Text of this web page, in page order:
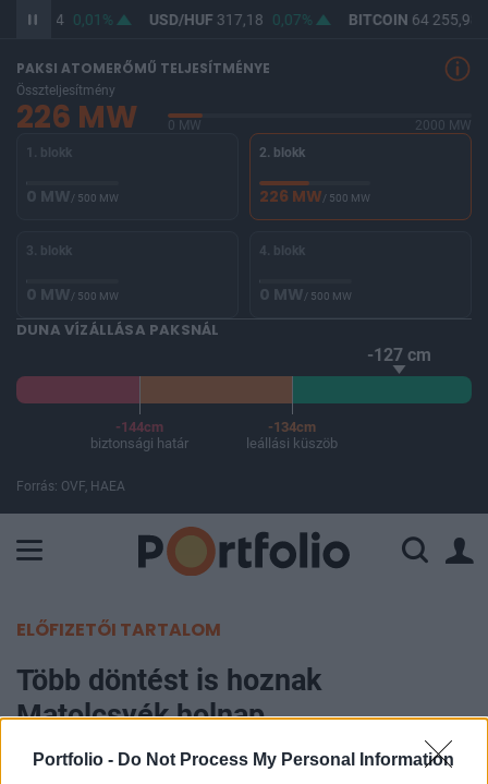
Portfolio - Do Not Process My Personal Information
365,44 0,01% USD/HUF 317,18 0,07% BITCOIN 64 255,98
PAKSI ATOMERŐMŰ TELJESÍTMÉNYE
Összteljesítmény
226 MW 0 MW
2000 MW
1. blokk
0 MW/ 500 MW
2. blokk
226 MW/ 500 MW
3. blokk
0 MW/ 500 MW
4. blokk
0 MW/ 500 MW
DUNA VÍZÁLLÁSA PAKSNÁL
-127 cm
-144cm
biztonsági határ
-134cm
leállási küszöb
Forrás: OVF, HAEA
ELŐFIZETŐI TARTALOM
Több döntést is hoznak
Matolcsyék holnap
Portfolio